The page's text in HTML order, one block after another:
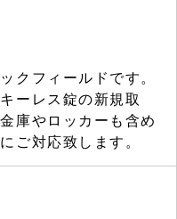
クフィールドです。
ーレス錠の新規取
やロッカーも含め
ご対応致します。